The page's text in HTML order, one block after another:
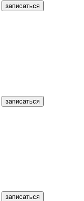
записаться
записаться
записаться